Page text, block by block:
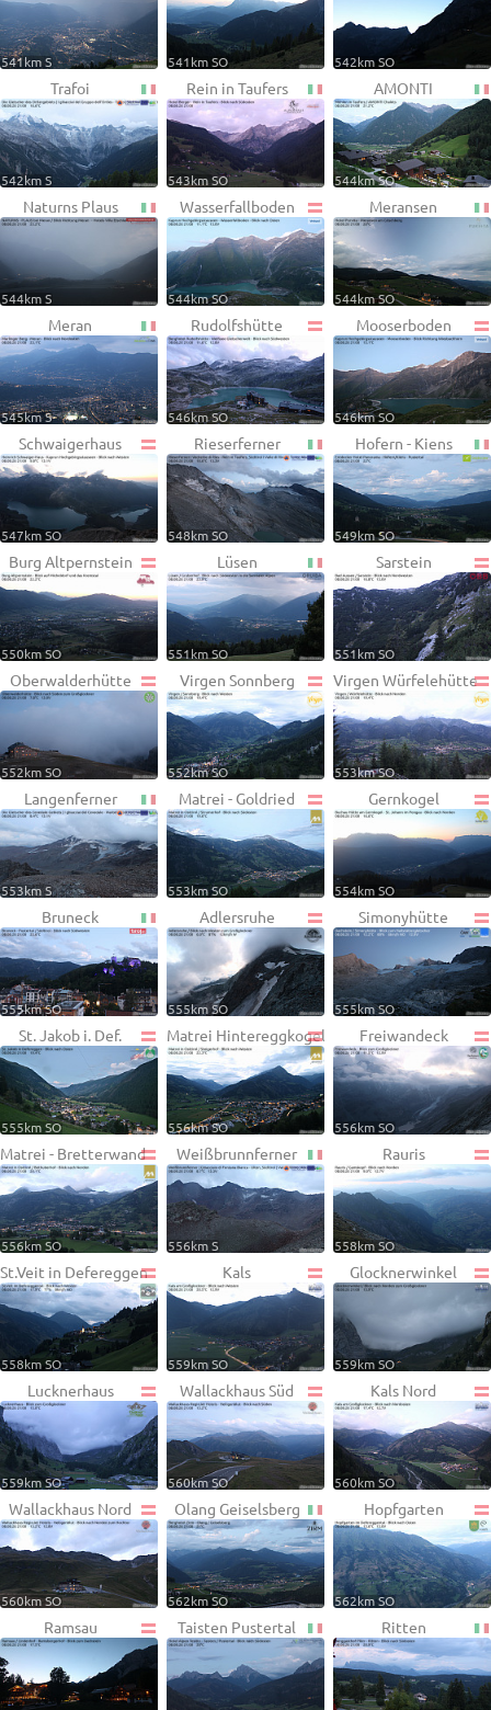
541km S 541km SO 542km SO
Trafoi
542km S
Rein in Taufers
543km SO
AMONTI
544km SO
Naturns Plaus
544km S
Wasserfallboden
544km SO
Meransen
544km SO
Meran
545km S
Rudolfshütte
546km SO
Mooserboden
546km SO
Schwaigerhaus
547km SO
Rieserferner
548km SO
Hofern - Kiens
549km SO
Burg Altpernstein
550km SO
Lüsen
551km SO
Sarstein
551km SO
Oberwalderhütte
552km SO
Virgen Sonnberg
552km SO
Virgen Würfelehütte
553km SO
Langenferner
553km S
Matrei - Goldried
553km SO
Gernkogel
554km SO
Bruneck
555km SO
Adlersruhe
555km SO
Simonyhütte
555km SO
St. Jakob i. Def.
555km SO
Matrei Hintereggkogel
556km SO
Freiwandeck
556km SO
Matrei - Bretterwand
556km SO
Weißbrunnferner
556km S
Rauris
558km SO
St.Veit in Defereggen
558km SO
Kals
559km SO
Glocknerwinkel
559km SO
Lucknerhaus
559km SO
Wallackhaus Süd
560km SO
Kals Nord
560km SO
Wallackhaus Nord
560km SO
Olang Geiselsberg
562km SO
Hopfgarten
562km SO
Ramsau Taisten Pustertal Ritten